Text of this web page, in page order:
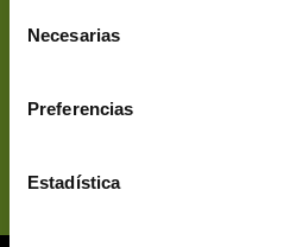
Necesarias
Preferencias
Estadística